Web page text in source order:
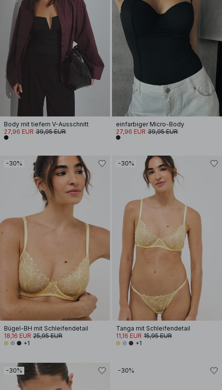
Body mit tiefem V-Ausschnitt
27,96 EUR 39,95 EUR
einfarbiger Micro-Body
27,96 EUR 39,95 EUR
-30%
Bügel-BH mit Schleifendetail
18,16 EUR 25,95 EUR
+1
-30%
Tanga mit Schleifendetail
11,16 EUR 15,95 EUR
+1
-30% -30%